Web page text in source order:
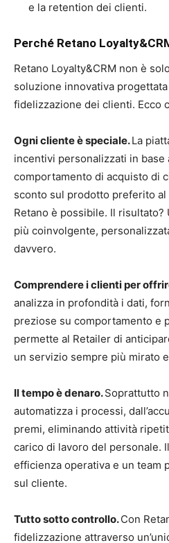
e la retention dei clienti.
Perché Retano
Retano Loyalty&CRM non è
soluzione innovativa
fidelizzazione dei clienti. Ecco
Ogni cliente è speciale.La
incentivi personalizzati in base
comportamento di acquisto di
sconto sul prodotto preferito
Retano è possibile. Il risultato?
più coinvolgente,
davvero.
Comprendere i clienti per
analizza in profondità i dati,
preziose su comportamento e
permette al Retailer di
un servizio sempre più mirato
Il tempo è denaro.Soprattutto
automatizza i processi,
premi, eliminando attività
carico di lavoro del personale.
efficienza operativa e un team
sul cliente.
Tutto sotto controllo.Con
fidelizzazione attraverso